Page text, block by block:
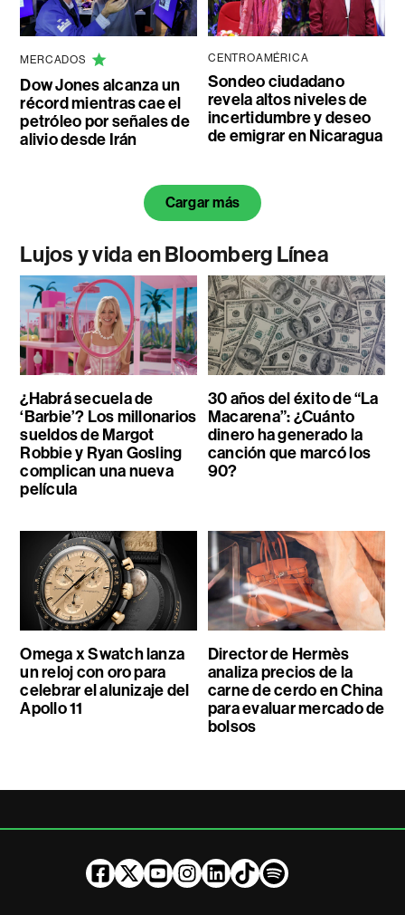
MERCADOS
Dow Jones alcanza un
récord mientras cae el
petróleo por señales de
alivio desde Irán
CENTROAMÉRICA
Sondeo ciudadano
revela altos niveles de
incertidumbre y deseo
de emigrar en Nicaragua
Cargar más
Lujos y vida en Bloomberg Línea
¿Habrá secuela de
‘Barbie’? Los millonarios
sueldos de Margot
Robbie y Ryan Gosling
complican una nueva
película
30 años del éxito de “La
Macarena”: ¿Cuánto
dinero ha generado la
canción que marcó los
90?
Omega x Swatch lanza
un reloj con oro para
celebrar el alunizaje del
Apollo 11
Director de Hermès
analiza precios de la
carne de cerdo en China
para evaluar mercado de
bolsos